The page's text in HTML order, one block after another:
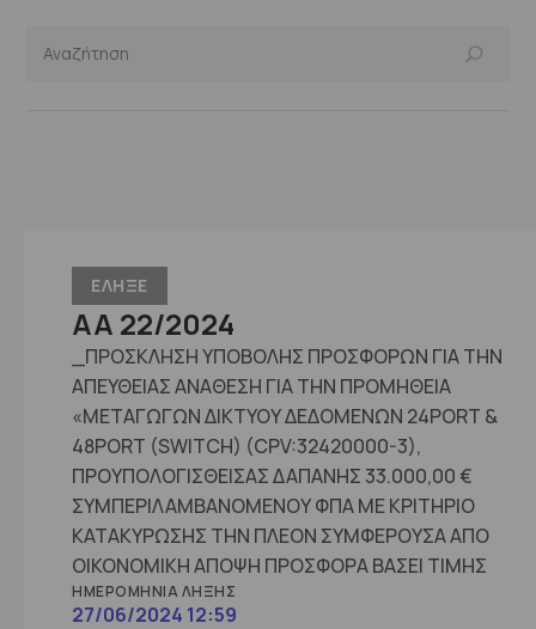
ΕΛΗΞΕ
ΑΑ 22/2024
_ΠΡΟΣΚΛΗΣΗ ΥΠΟΒΟΛΗΣ ΠΡΟΣΦΟΡΩΝ ΓΙΑ ΤΗΝ
ΑΠΕΥΘΕΙΑΣ ΑΝΑΘΕΣΗ ΓΙΑ ΤΗΝ ΠΡΟΜΗΘΕΙΑ
«ΜΕΤΑΓΩΓΩΝ ΔΙΚΤΥΟΥ ΔΕΔΟΜΕΝΩΝ 24PORT &
48PORT (SWITCH) (CPV:32420000-3),
ΠΡΟΥΠΟΛΟΓΙΣΘΕΙΣΑΣ ΔΑΠΑΝΗΣ 33.000,00 €
ΣΥΜΠΕΡΙΛΑΜΒΑΝΟΜΕΝΟΥ ΦΠΑ ΜΕ ΚΡΙΤΗΡΙΟ
ΚΑΤΑΚΥΡΩΣΗΣ ΤΗΝ ΠΛΕΟΝ ΣΥΜΦΕΡΟΥΣΑ ΑΠΟ
ΟΙΚΟΝΟΜΙΚΗ ΑΠΟΨΗ ΠΡΟΣΦΟΡΑ ΒΑΣΕΙ ΤΙΜΗΣ
ΗΜΕΡΟΜΗΝΊΑ ΛΉΞΗΣ
27/06/2024 12:59